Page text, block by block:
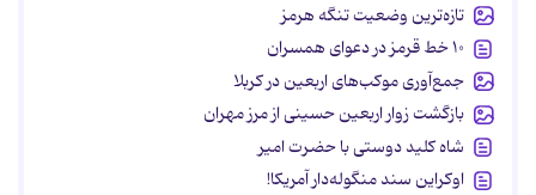
تازه‌ترین وضعیت تنگه هرمز
۱۰ خط قرمز در دعوای همسران
جمع‌آوری موکب‌های اربعین در کربلا
بازگشت زوار اربعین حسینی از مرز مهران
شاه کلید دوستی با حضرت امیر
اوکراین سند منگوله‌دار آمریکا!